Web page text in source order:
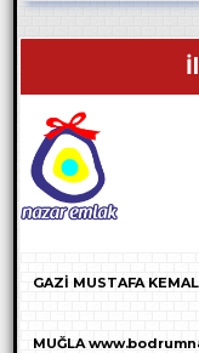
GAZİ MUSTAFA
MUĞLA